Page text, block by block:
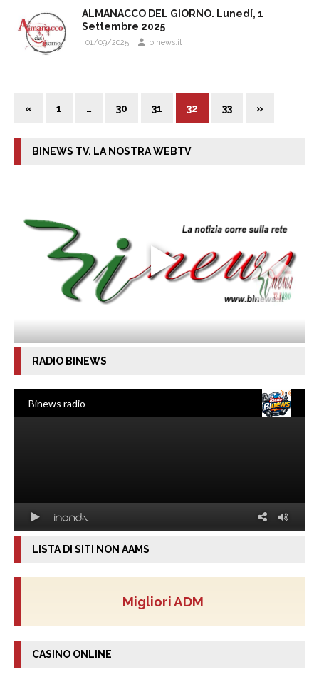
ALMANACCO DEL GIORNO. Lunedí, 1
Settembre 2025
01/09/2025 binews.it
« 1 … 30 31 32 33 »
BINEWS TV. LA NOSTRA WEBTV
RADIO BINEWS
LISTA DI SITI NON AAMS
Migliori ADM
CASINO ONLINE